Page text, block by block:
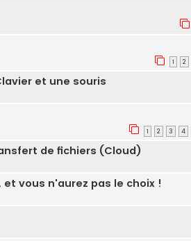
1 2
et une souris
1 2 3 4
de fichiers (Cloud)
et vous n'aurez pas le choix !